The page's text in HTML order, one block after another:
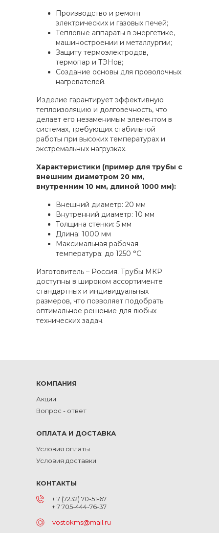
Производство и ремонт
электрических и газовых печей;
Тепловые аппараты в энергетике,
машиностроении и металлургии;
Защиту термоэлектродов,
термопар и ТЭНов;
Создание основы для проволочных
нагревателей.
Изделие гарантирует эффективную
теплоизоляцию и долговечность, что
делает его незаменимым элементом в
системах, требующих стабильной
работы при высоких температурах и
экстремальных нагрузках.
Характеристики (пример для трубы с
внешним диаметром 20 мм,
внутренним 10 мм, длиной 1000 мм):
Внешний диаметр: 20 мм
Внутренний диаметр: 10 мм
Толщина стенки: 5 мм
Длина: 1000 мм
Максимальная рабочая
температура: до 1250 °С
Изготовитель – Россия. Трубы МКР
доступны в широком ассортименте
стандартных и индивидуальных
размеров, что позволяет подобрать
оптимальное решение для любых
технических задач.
КОМПАНИЯ
Акции
Вопрос - ответ
ОПЛАТА И ДОСТАВКА
Условия оплаты
Условия доставки
КОНТАКТЫ
+ 7 (7232) 70-51-67
+ 7 705-444-76-37
vostokms@mail.ru